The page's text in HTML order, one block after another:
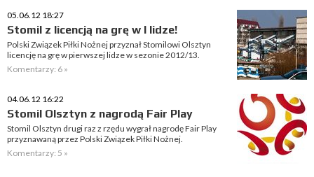
05.06.12 18:27
Stomil z licencją na grę w I lidze!
Polski Związek Piłki Nożnej przyznał Stomilowi Olsztyn
licencję na grę w pierwszej lidze w sezonie 2012/13.
Komentarzy: 6 »
04.06.12 16:22
Stomil Olsztyn z nagrodą Fair Play
Stomil Olsztyn drugi raz z rzędu wygrał nagrodę Fair Play
przyznawaną przez Polski Związek Piłki Nożnej.
Komentarzy: 5 »